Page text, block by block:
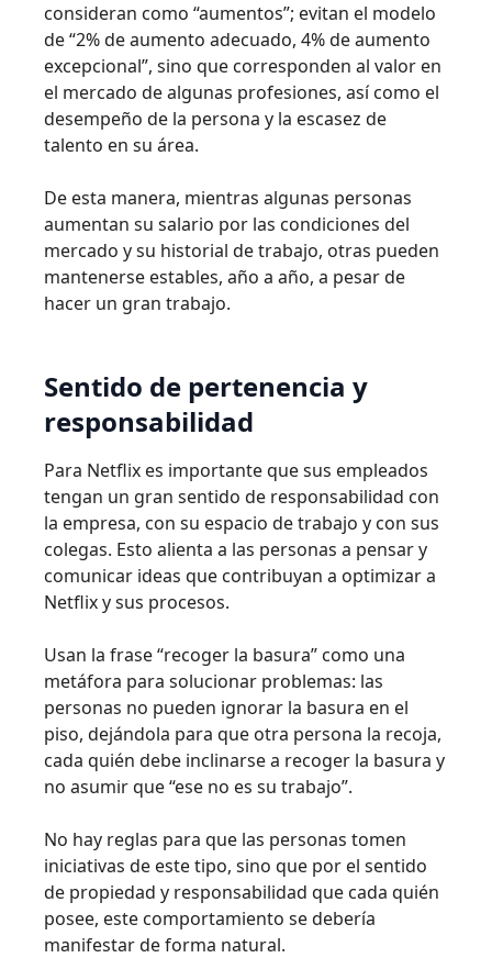
consideran como “aumentos”; evitan el modelo
de “2% de aumento adecuado, 4% de aumento
excepcional”, sino que corresponden al valor en
el mercado de algunas profesiones, así como el
desempeño de la persona y la escasez de
talento en su área.
De esta manera, mientras algunas personas
aumentan su salario por las condiciones del
mercado y su historial de trabajo, otras pueden
mantenerse estables, año a año, a pesar de
hacer un gran trabajo.
Sentido de pertenencia y
responsabilidad
Para Netflix es importante que sus empleados
tengan un gran sentido de responsabilidad con
la empresa, con su espacio de trabajo y con sus
colegas. Esto alienta a las personas a pensar y
comunicar ideas que contribuyan a optimizar a
Netflix y sus procesos.
Usan la frase “recoger la basura” como una
metáfora para solucionar problemas: las
personas no pueden ignorar la basura en el
piso, dejándola para que otra persona la recoja,
cada quién debe inclinarse a recoger la basura y
no asumir que “ese no es su trabajo”.
No hay reglas para que las personas tomen
iniciativas de este tipo, sino que por el sentido
de propiedad y responsabilidad que cada quién
posee, este comportamiento se debería
manifestar de forma natural.